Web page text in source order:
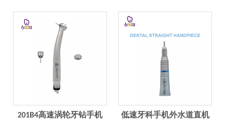
201B4高速涡轮牙钻手机
低速牙科手机外水道直机